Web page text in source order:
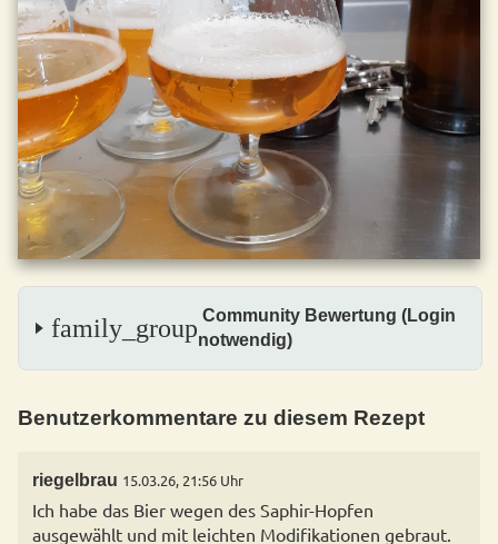
family_group Community Bewertung (Login
notwendig)
Benutzerkommentare zu diesem Rezept
riegelbrau 15.03.26, 21:56 Uhr
Ich habe das Bier wegen des Saphir-Hopfen
ausgewählt und mit leichten Modifikationen gebraut.